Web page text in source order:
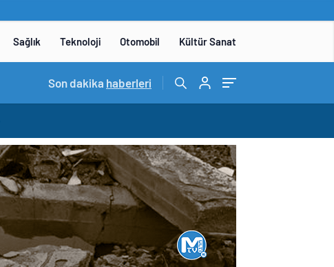
Sağlık Teknoloji Otomobil Kültür Sanat
15:06 / DENEYAP Teknoloji Atölyeleri uygulama sınavı 1
Son dakika haberleri